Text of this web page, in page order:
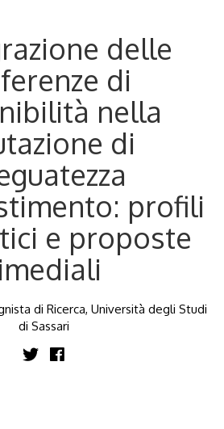
delle
di
nella
di
profili
e proposte
di Ricerca, Università degli Studi
di Sassari